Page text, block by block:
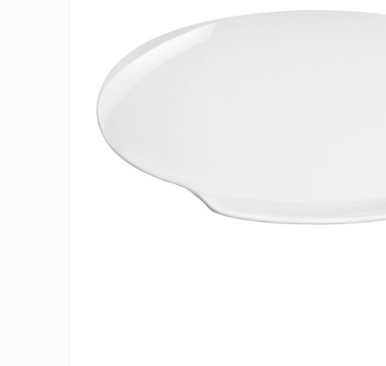
Aspiratoare profesionale de
Echipament de curatat cu presiune
Masini de curatat si aspirat
Monodiscuri profesionale